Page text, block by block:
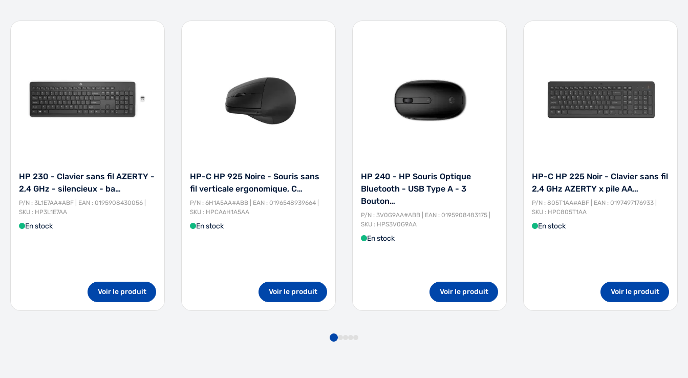
HP 230 - Clavier sans fil AZERTY -
2,4 GHz - silencieux - ba…
P/N : 3L1E7AA#ABF | EAN : 0195908430056 |
SKU : HP3L1E7AA
En stock
Voir le produit
HP-C HP 925 Noire - Souris sans
fil verticale ergonomique, C…
P/N : 6H1A5AA#ABB | EAN : 0196548939664 |
SKU : HPCA6H1A5AA
En stock
Voir le produit
HP 240 - HP Souris Optique
Bluetooth - USB Type A - 3
Bouton…
P/N : 3V0G9AA#ABB | EAN : 0195908483175 |
SKU : HPS3V0G9AA
En stock
Voir le produit
HP-C HP 225 Noir - Clavier sans fil
2,4 GHz AZERTY x pile AA…
P/N : 805T1AA#ABF | EAN : 0197497176933 |
SKU : HPC805T1AA
En stock
Voir le produit